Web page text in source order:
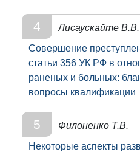
4
Лисаускайте В.В.
Совершение
статьи 356 УК РФ в
раненых и больных:
вопросы квалификации
5
Филоненко Т.В.
Некоторые аспекты